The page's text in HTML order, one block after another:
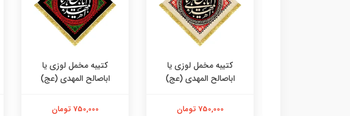
کتیبه مخمل لوزی یا
اباصالح المهدی (عج)
750,000 تومان
کتیبه مخمل لوزی یا
اباصالح المهدی (عج)
750,000 تومان